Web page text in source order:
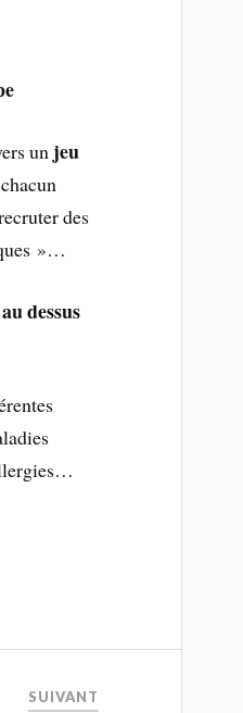
un jeu
des
»…
dessus
SUIVANT